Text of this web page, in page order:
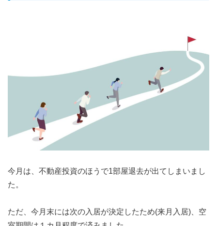
今月は、不動産投資のほうで1部屋退去が出てしまいまし
た。
ただ、今月末には次の入居が決定したため(来月入居)、空